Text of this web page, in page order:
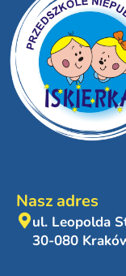
Nasz adres
ul. Leopolda
30-080